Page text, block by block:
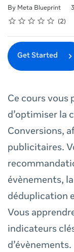
By Meta Blueprint
Duration
Difficulty
Rating
1 star
2 stars
3 stars
4 stars
5 stars
Average rating: 5.0 2
2 reviews
Get Started
Ce cours vous
d’optimiser la
Conversions,
publicitaires.
évènements,
déduplication
Vous
indicateurs
d’évènements.